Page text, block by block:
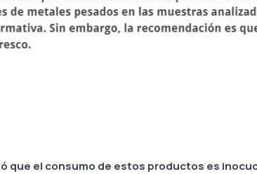
que el consumo de estos productos es